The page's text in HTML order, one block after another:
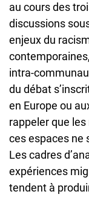
au cours des
discussions
enjeux du
intra-
du débat
en Europe ou
rappeler que
ces espaces ne
Les cadres
expériences
tendent à